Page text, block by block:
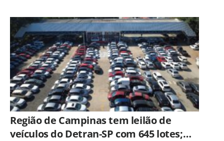
Região de Campinas tem leilão de
veículos do Detran-SP com 645 lotes;